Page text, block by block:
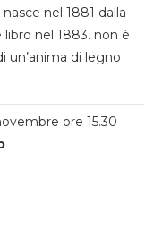
nel 1881 dalla
nel 1883. non è
un’anima di legno
ore 15.30